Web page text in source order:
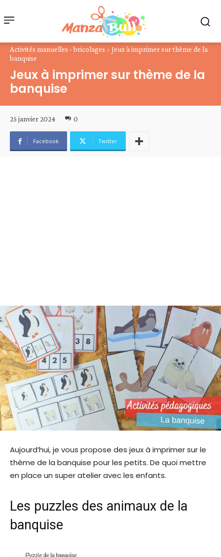
Activités manuelles - bricolages
Jeux à imprimer sur thème de la
banquise
Jeux à imprimer sur thème de la
banquise
25 janvier 2024 0
Facebook Twitter
Aujourd’hui, je vous propose des jeux à imprimer sur le
thème de la banquise pour les petits. De quoi mettre
en place un super atelier avec les enfants.
Les puzzles des animaux de la
banquise